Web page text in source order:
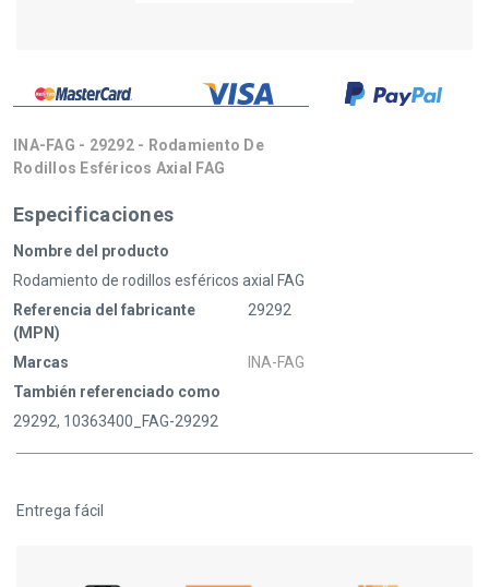
INA-FAG - 29292 - Rodamiento De
Rodillos Esféricos Axial FAG
Especificaciones
Nombre del producto
Rodamiento de rodillos esféricos axial FAG
Referencia del fabricante
(MPN)
29292
Marcas
INA-FAG
También referenciado como
29292, 10363400_FAG-29292
Entrega fácil